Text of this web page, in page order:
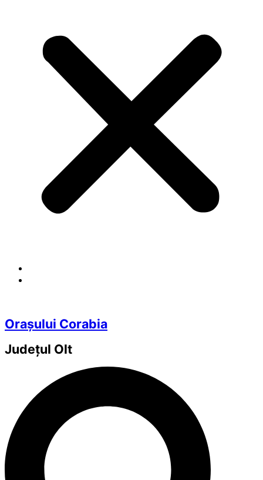
Orașului Corabia
Județul Olt